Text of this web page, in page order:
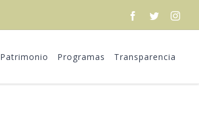
Facebook
Twitter
Patrimonio Programas Transparencia